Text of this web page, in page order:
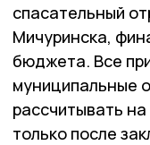
спасательный
Мичуринска,
бюджета. Все
муниципальные
рассчитывать
только после